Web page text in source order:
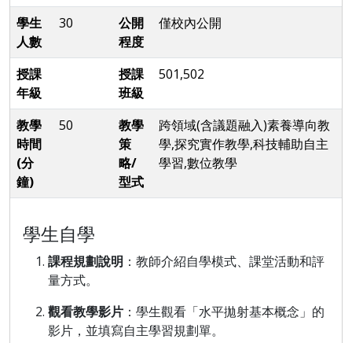
學生
人數
30
公開
程度
僅校內公開
授課
年級
授課
班級
501,502
教學
時間
(分
鐘)
50
教學
策
略/
型式
跨領域(含議題融入)素養導向教
學,探究實作教學,科技輔助自主
學習,數位教學
學生自學
課程規劃說明 ：教師介紹自學模式、課堂活動和評
量方式。
觀看教學影片 ：學生觀看「水平拋射基本概念」的
影片，並填寫自主學習規劃單。